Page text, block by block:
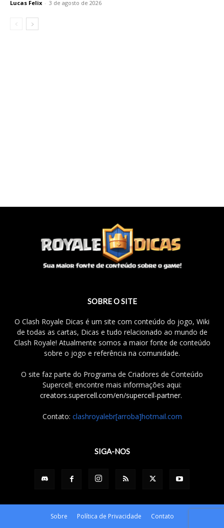
Lucas Felix - 3 de agosto de 2026
SOBRE O SITE
O Clash Royale Dicas é um site com conteúdo do jogo, Wiki
de todas as cartas, Dicas e tudo relacionado ao mundo de
Clash Royale! Atualmente somos a maior fonte de conteúdo
sobre o jogo e referência na comunidade.
O site faz parte do Programa de Criadores de Conteúdo
Supercell; encontre mais informações aqui:
creators.supercell.com/en/supercell-partner.
Contato: clashroyalebr[arroba]hotmail.com
SIGA-NOS
Sobre Política de Privacidade Contato